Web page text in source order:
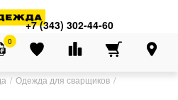
+7 (343) 302-44-60
0
Одежда для сварщиков